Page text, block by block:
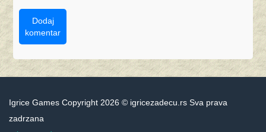
Dodaj
komentar
Igrice Games Copyright 2026 © igricezadecu.rs Sva prava
zadrzana